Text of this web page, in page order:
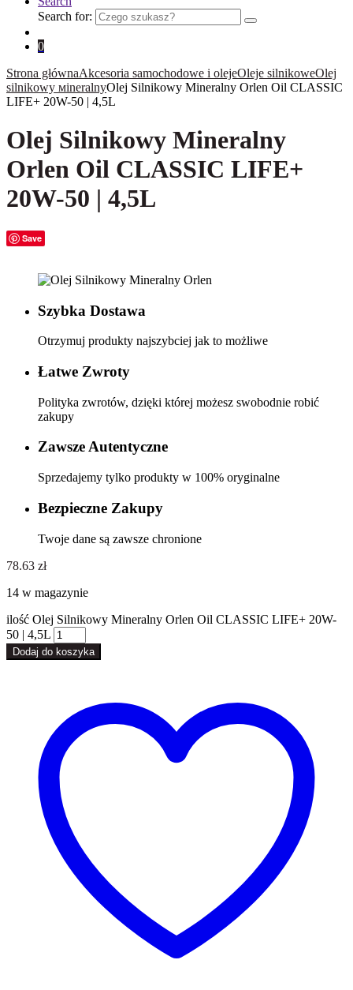
Search for:
0
Strona głównaAkcesoria samochodowe i olejeOleje silnikoweОlej
silnikowy мineralnyOlej Silnikowy Mineralny Orlen Oil CLASSIC
LIFE+ 20W-50 | 4,5L
Olej Silnikowy Mineralny
Orlen Oil CLASSIC LIFE+
20W-50 | 4,5L
Save
Szybka Dostawa
Otrzymuj produkty najszybciej jak to możliwe
Łatwe Zwroty
Polityka zwrotów, dzięki której możesz swobodnie robić
zakupy
Zawsze Autentyczne
Sprzedajemy tylko produkty w 100% oryginalne
Bezpieczne Zakupy
Twoje dane są zawsze chronione
78.63 zł
14 w magazynie
ilość Olej Silnikowy Mineralny Orlen Oil CLASSIC LIFE+ 20W-
50 | 4,5L
Dodaj do koszyka